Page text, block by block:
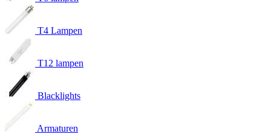
T4 Lampen
T12 lampen
Blacklights
Armaturen